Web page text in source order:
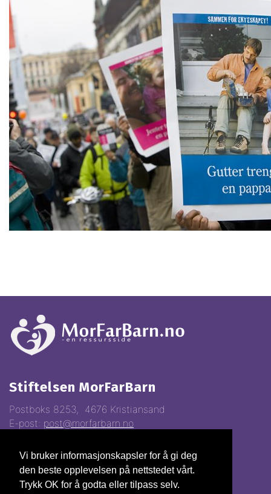
Vi bruker informasjonskapsler for å gi deg
den beste opplevelsen på nettstedet vårt.
Trykk OK for å godta eller tilpass selv.
Stiftelsen MorFarBarn
Postboks 8253, 4676 Kristiansand
E-post: post@morfarbarn.no
Vipps:81368
Gavekonto: 3000.22.70028
Org.nr. 993310247